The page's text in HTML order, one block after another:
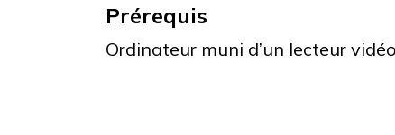
Prérequis
Ordinateur muni d’un lecteur